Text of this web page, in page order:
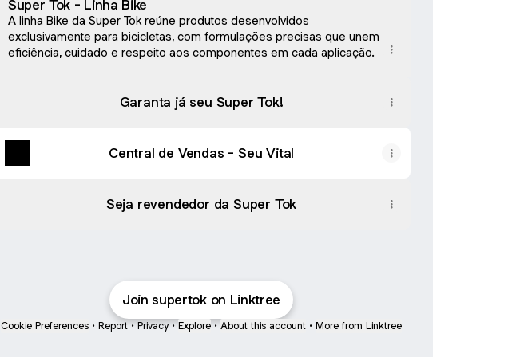
Super Tok - Linha Bike
A linha Bike da Super Tok reúne produtos desenvolvidos
exclusivamente para bicicletas, com formulações precisas que unem
eficiência, cuidado e respeito aos componentes em cada aplicação.
Garanta já seu Super Tok!
Central de Vendas - Seu Vital
Seja revendedor da Super Tok
Join supertok on Linktree
Cookie Preferences • Report • Privacy • Explore • About this account • More from Linktree